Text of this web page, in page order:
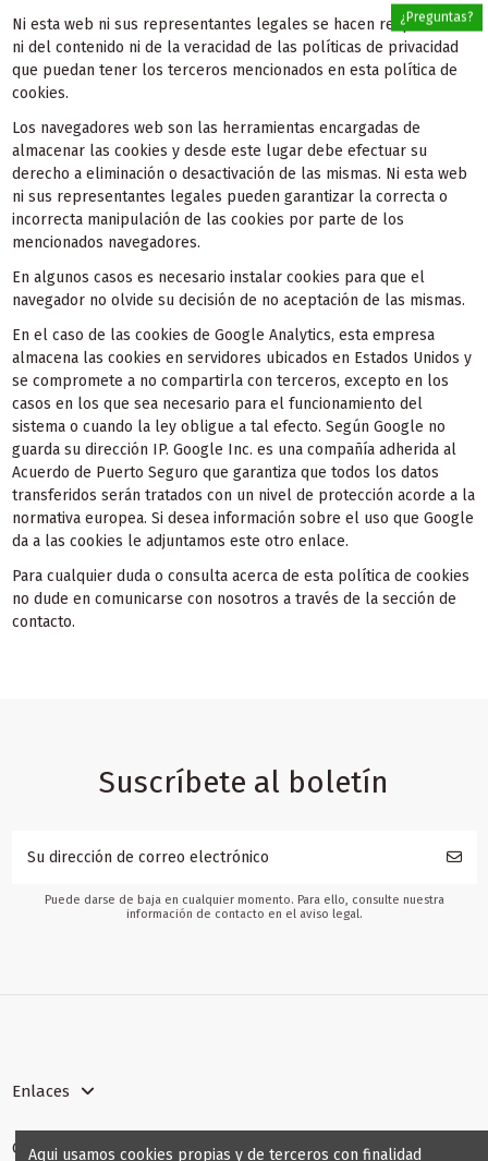
Ni esta web ni sus representantes legales se hacen responsables
ni del contenido ni de la veracidad de las políticas de privacidad
que puedan tener los terceros mencionados en esta política de
cookies.
Los navegadores web son las herramientas encargadas de
almacenar las cookies y desde este lugar debe efectuar su
derecho a eliminación o desactivación de las mismas. Ni esta web
ni sus representantes legales pueden garantizar la correcta o
incorrecta manipulación de las cookies por parte de los
mencionados navegadores.
En algunos casos es necesario instalar cookies para que el
navegador no olvide su decisión de no aceptación de las mismas.
En el caso de las cookies de Google Analytics, esta empresa
almacena las cookies en servidores ubicados en Estados Unidos y
se compromete a no compartirla con terceros, excepto en los
casos en los que sea necesario para el funcionamiento del
sistema o cuando la ley obligue a tal efecto. Según Google no
guarda su dirección IP. Google Inc. es una compañía adherida al
Acuerdo de Puerto Seguro que garantiza que todos los datos
transferidos serán tratados con un nivel de protección acorde a la
normativa europea. Si desea información sobre el uso que Google
da a las cookies le adjuntamos este otro enlace.
Para cualquier duda o consulta acerca de esta política de cookies
no dude en comunicarse con nosotros a través de la sección de
contacto.
Suscríbete al boletín
Puede darse de baja en cualquier momento. Para ello, consulte nuestra
información de contacto en el aviso legal.
Enlaces
Contact us
Aqui usamos cookies propias y de terceros con finalidad
¿Preguntas?